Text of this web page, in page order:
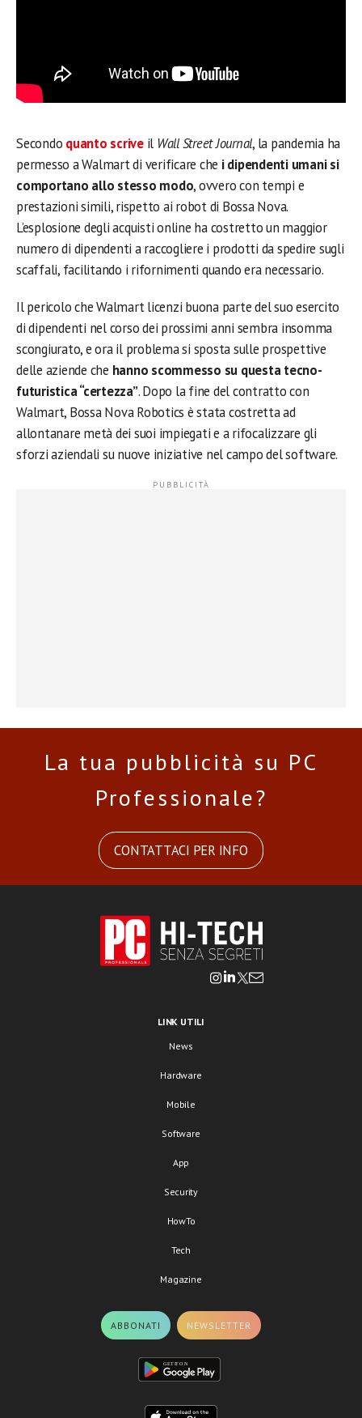
Secondo quanto scriveil Wall Street Journal, la pandemia ha
permesso a Walmart di verificare che i dipendenti umani si
comportano allo stesso modo, ovvero con tempi e
prestazioni simili, rispetto ai robot di Bossa Nova.
L’esplosione degli acquisti online ha costretto un maggior
numero di dipendenti a raccogliere i prodotti da spedire sugli
scaffali, facilitando i rifornimenti quando era necessario.
Il pericolo che Walmart licenzi buona parte del suo esercito
di dipendenti nel corso dei prossimi anni sembra insomma
scongiurato, e ora il problema si sposta sulle prospettive
delle aziende che hanno scommesso su questa tecno-
futuristica “certezza”. Dopo la fine del contratto con
Walmart, Bossa Nova Robotics è stata costretta ad
allontanare metà dei suoi impiegati e a rifocalizzare gli
sforzi aziendali su nuove iniziative nel campo del software.
La tua pubblicità su PC
Professionale?
CONTATTACI PER INFO
LINK UTILI
News
Hardware
Mobile
Software
App
Security
HowTo
Tech
Magazine
ABBONATI NEWSLETTER